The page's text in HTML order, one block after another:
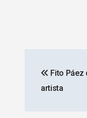
de
Fito Páez
artista